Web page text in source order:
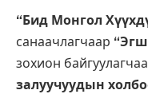
“Бид Монгол
санаачлагчаар
зохион
залуучуудын